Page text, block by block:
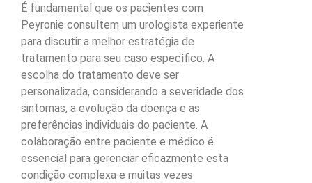
É fundamental que os pacientes com
Peyronie consultem um urologista experiente
para discutir a melhor estratégia de
tratamento para seu caso específico. A
escolha do tratamento deve ser
personalizada, considerando a severidade dos
sintomas, a evolução da doença e as
preferências individuais do paciente. A
colaboração entre paciente e médico é
essencial para gerenciar eficazmente esta
condição complexa e muitas vezes